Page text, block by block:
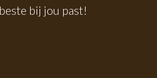
bij jou past!